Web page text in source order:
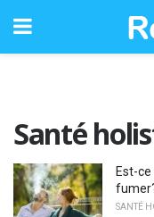
Santé
Est-
SANTÉ